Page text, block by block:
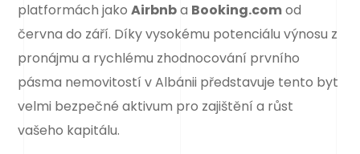
platformách jakoAirbnba Booking.comod
června do září. Díky vysokému potenciálu výnosu z
pronájmu a rychlému zhodnocování prvního
pásma nemovitostí v Albánii představuje tento byt
velmi bezpečné aktivum pro zajištění a růst
vašeho kapitálu.